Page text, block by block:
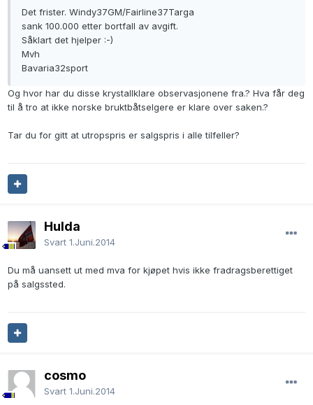
Det frister. Windy37GM/Fairline37Targa
sank 100.000 etter bortfall av avgift.
Såklart det hjelper :-)
Mvh
Bavaria32sport
Og hvor har du disse krystallklare observasjonene fra.? Hva får deg
til å tro at ikke norske bruktbåtselgere er klare over saken.?
Tar du for gitt at utropspris er salgspris i alle tilfeller?
Hulda
Svart 1.Juni.2014
Du må uansett ut med mva for kjøpet hvis ikke fradragsberettiget
på salgssted.
cosmo
Svart 1.Juni.2014